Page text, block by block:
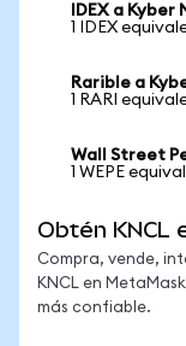
IDEX a
1 IDEX
Rarible a
1 RARI
Wall Street
1 WEPE
Obtén KNCL
Compra, vende,
KNCL en
más confiable.